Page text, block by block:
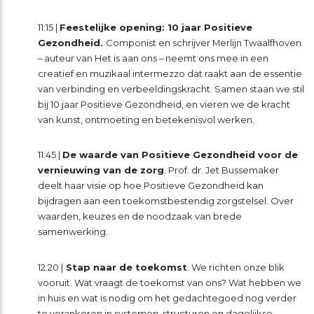
11:15 | Feestelijke opening: 10 jaar Positieve
Gezondheid. Componist en schrijver Merlijn Twaalfhoven
– auteur van Het is aan ons – neemt ons mee in een
creatief en muzikaal intermezzo dat raakt aan de essentie
van verbinding en verbeeldingskracht. Samen staan we stil
bij 10 jaar Positieve Gezondheid, en vieren we de kracht
van kunst, ontmoeting en betekenisvol werken.
11:45 | De waarde van Positieve Gezondheid voor de
vernieuwing van de zorg. Prof. dr. Jet Bussemaker
deelt haar visie op hoe Positieve Gezondheid kan
bijdragen aan een toekomstbestendig zorgstelsel. Over
waarden, keuzes en de noodzaak van brede
samenwerking.
12:20 | Stap naar de toekomst . We richten onze blik
vooruit. Wat vraagt de toekomst van ons? Wat hebben we
in huis en wat is nodig om het gedachtegoed nog verder